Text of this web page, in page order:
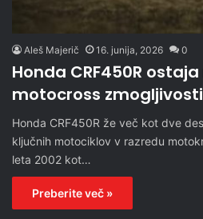
Aleš Majerič 16. junija, 2026 0
Honda CRF450R
motocross
Honda CRF450R že več kot dve
ključnih motociklov v razredu
leta 2002 kot…
Preberite več »